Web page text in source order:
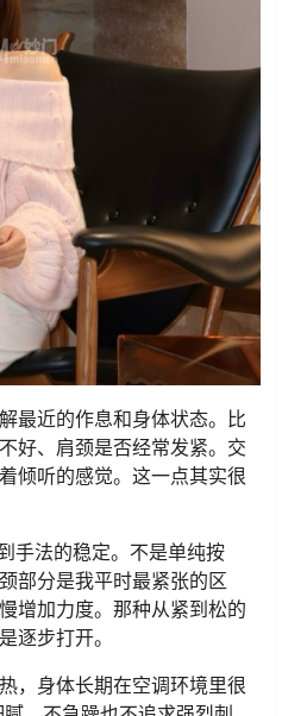
最近的作息和身体状态。比
好、肩颈是否经常发紧。交
倾听的感觉。这一点其实很
手法的稳定。不是单纯按
部分是我平时最紧张的区
增加力度。那种从紧到松的
逐步打开。
，身体长期在空调环境里很